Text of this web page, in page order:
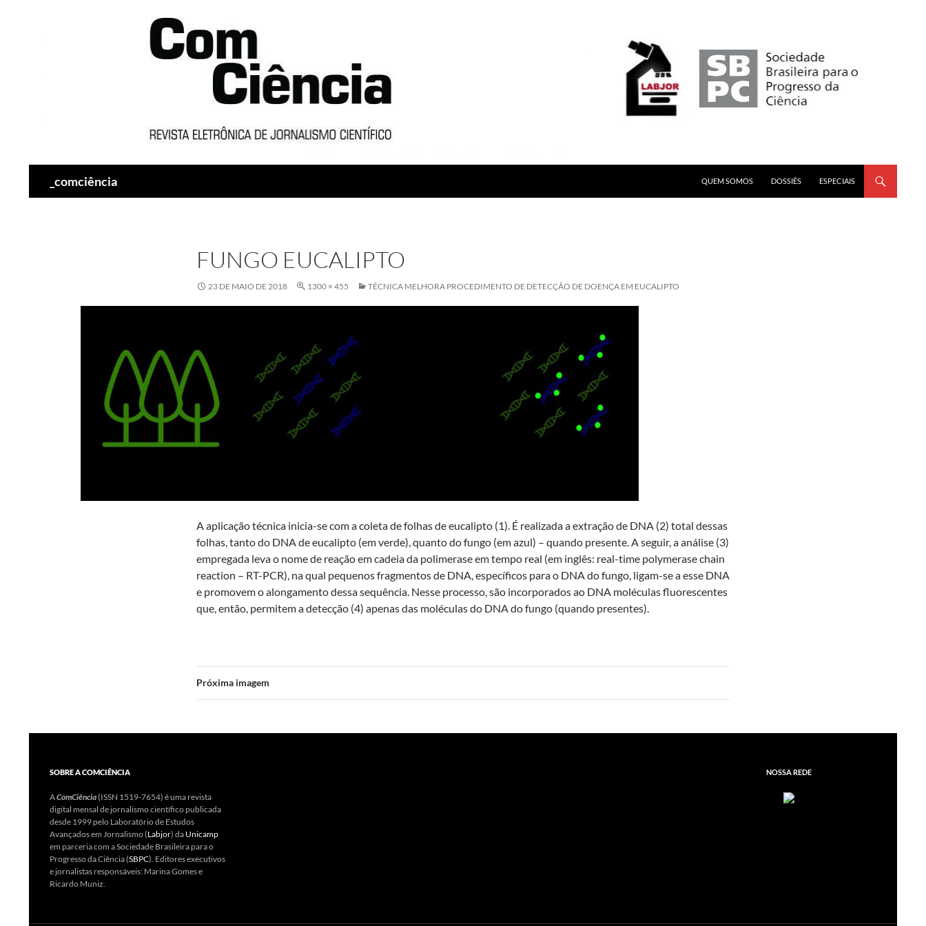
_comciência
QUEM SOMOS
DOSSIÊS ESPECIAIS
FUNGO EUCALIPTO
23 DE MAIO DE 2018 1300 × 455 TÉCNICA MELHORA PROCEDIMENTO DE DETECÇÃO DE DOENÇA EM EUCALIPTO
A aplicação técnica inicia-se com a coleta de folhas de eucalipto (1). É realizada a extração de DNA (2) total dessas
folhas, tanto do DNA de eucalipto (em verde), quanto do fungo (em azul) – quando presente. A seguir, a análise (3)
empregada leva o nome de reação em cadeia da polimerase em tempo real (em inglês: real-time polymerase chain
reaction – RT-PCR), na qual pequenos fragmentos de DNA, específicos para o DNA do fungo, ligam-se a esse DNA
e promovem o alongamento dessa sequência. Nesse processo, são incorporados ao DNA moléculas fluorescentes
que, então, permitem a detecção (4) apenas das moléculas do DNA do fungo (quando presentes).
Próxima imagem
SOBRE A COMCIÊNCIA
AComCiência(ISSN 1519-7654) é uma revista
digital mensal de jornalismo científico publicada
desde 1999 pelo Laboratório de Estudos
Avançados em Jornalismo (Labjor) da Unicamp
em parceria com a Sociedade Brasileira para o
Progresso da Ciência (SBPC). Editores executivos
e jornalistas responsáveis: Marina Gomes e
Ricardo Muniz.
NOSSA REDE